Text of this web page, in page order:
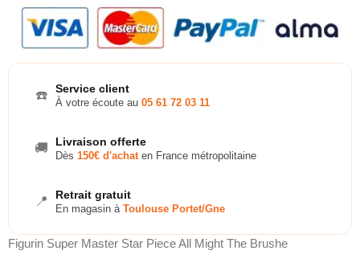
☎️ Service client
À votre écoute au 05 61 72 03 11
🚚 Livraison offerte
Dès 150€ d'achaten France métropolitaine
📍 Retrait gratuit
En magasin à Toulouse Portet/Gne
Figurin Super Master Star Piece All Might The Brushe